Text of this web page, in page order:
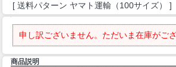
[ 送料パターン ヤマト運輸（100サイズ） ]
申し訳ございません。ただいま在庫がござ
商品説明